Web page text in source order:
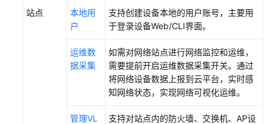
站点
本地用
户
支持创建设备本地的用户账号，主要用
于登录设备Web/CLI界面。
运维数
据采集
如需对网络站点进行网络监控和运维，
需要提前开启运维数据采集开关。通过
将网络设备数据上报到云平台，实时感
知网络状态，实现网络可视化运维。
管理VL
支持对站点内的防火墙、交换机、AP设